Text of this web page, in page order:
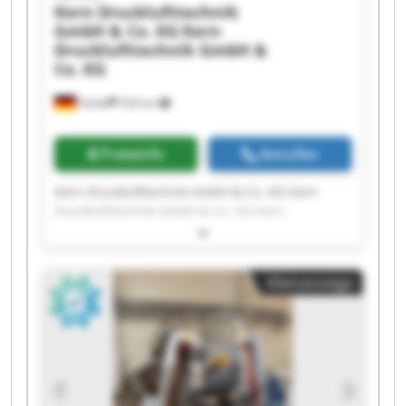
Oelde 559 km
Kern Drucklufttechnik
GmbH & Co. KGKern
Drucklufttechnik GmbH &
Co. KG
Preisinfo Anrufen
Kern Drucklufttechnik GmbH & Co. KG Kern
Drucklufttechnik GmbH & Co. KG Kern
Drucklufttechnik GmbH & Co. KG Kern
Drucklufttechnik GmbH & Co. KG Kern
Drucklufttechnik GmbH & Co. KG Kern
Drucklufttechnik GmbH & Co. KG Kern
Drucklufttechnik GmbH & Co. KG Kern
Drucklufttechnik GmbH & Co. KG Kern
Drucklufttechnik GmbH & Co. KG Kern
Drucklufttechnik GmbH & Co. KG Kern
Kleinanzeige